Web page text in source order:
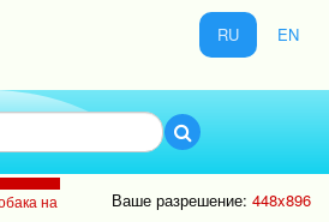
RU EN
на
Ваше разрешение: 448x896